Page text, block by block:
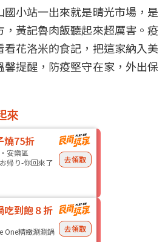
國小站一出來就是晴光市場，是
黃記魯肉飯聽起來超厲害。疫
花洛米的食記，把這家納入美
提醒，防疫堅守在家，外出保
來
燒75折
安樂區
帰り-你回來了
去領取
吃到飽８折
One精緻涮涮鍋
去領取